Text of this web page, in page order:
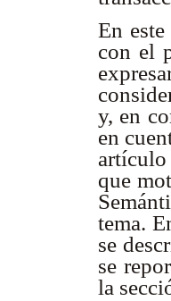
En
con el
y, en
en
artículo
que
tema.
se
se
la